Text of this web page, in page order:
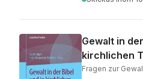
Gewalt in
kirchlichen
Fragen zur